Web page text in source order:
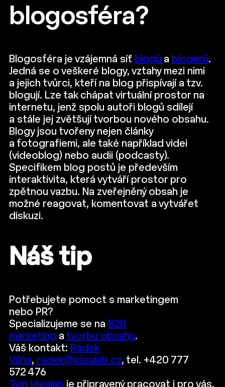
blogosféra?
Blogosféra je vzájemná síť blogů a blogerů.
Jedná se o veškeré blogy, vztahy mezi nimi
a jejich tvůrci, kteří na blog přispívají a tzv.
blogují. Lze tak chápat virtuální prostor na
internetu, jenž spolu autoři blogů sdílejí
a stále jej zvětšují tvorbou nového obsahu.
Blogy jsou tvořeny nejen články
a fotografiemi, ale také například videi
(videoblog) nebo audii (podcasty).
Specifikem blog postů je především
interaktivita, která vytváří prostor pro
zpětnou vazbu. Na zveřejněný obsah je
možné reagovat, komentovat a vytvářet
diskuzi.
Náš tip
Potřebujete pomoct s marketingem
nebo PR?
Specializujeme se na B2B
marketing a tvorbu obsahu.
Váš kontakt: Radek
Váňa, radek@idealab.cz, tel. +420 777
572 476
Tým Idealab je připravený pracovat i pro vás.